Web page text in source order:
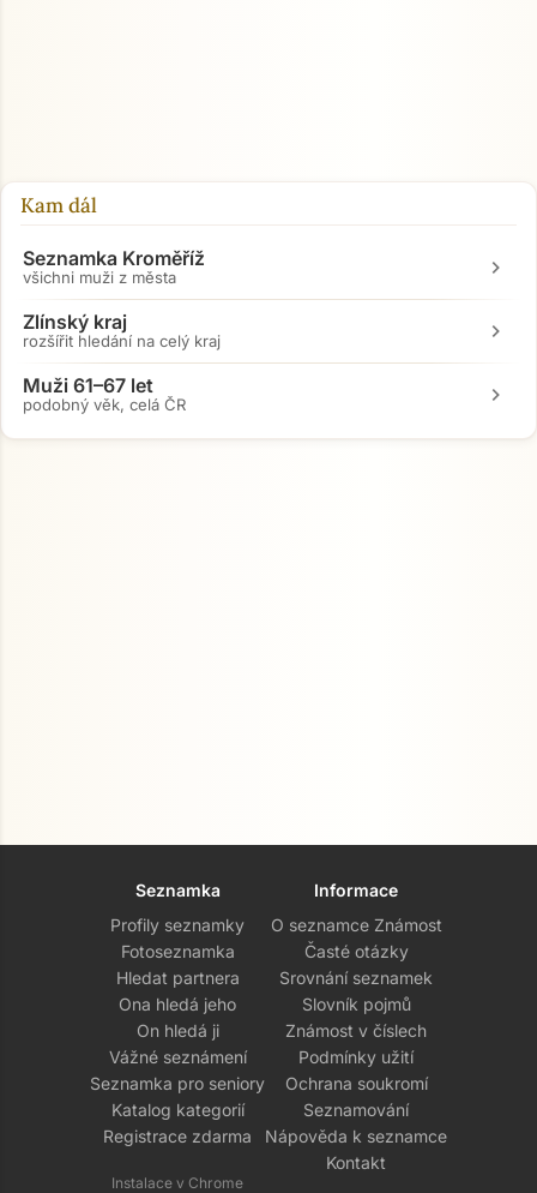
Kam dál
Seznamka Kroměříž
všichni muži z města chevron_right
Zlínský kraj
rozšířit hledání na celý kraj chevron_right
Muži 61–67 let
podobný věk, celá ČR chevron_right
Seznamka
Profily seznamky
Fotoseznamka
Hledat partnera
Ona hledá jeho
On hledá ji
Vážné seznámení
Seznamka pro seniory
Katalog kategorií
Registrace zdarma
Instalace v Chrome
Informace
O seznamce Známost
Časté otázky
Srovnání seznamek
Slovník pojmů
Známost v číslech
Podmínky užití
Ochrana soukromí
Seznamování
Nápověda k seznamce
Kontakt